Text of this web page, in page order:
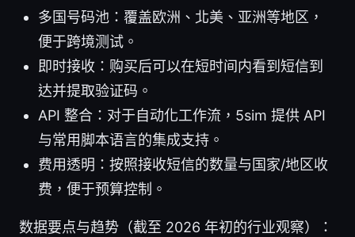
多国号码池：覆盖欧洲、北美、亚洲等地区，
便于跨境测试。
即时接收：购买后可以在短时间内看到短信到
达并提取验证码。
API 整合：对于自动化工作流，5sim 提供 API
与常用脚本语言的集成支持。
费用透明：按照接收短信的数量与国家/地区收
费，便于预算控制。
数据要点与趋势（截至 2026 年初的行业观察）：